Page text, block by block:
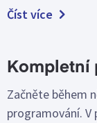
Číst více
Kompletní
Začněte během
programování. V